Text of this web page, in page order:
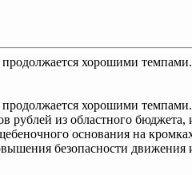
хорошими
хорошими
рублей из областного
основания на
безопасности движения